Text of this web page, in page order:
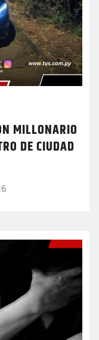
MILLONARIO
DE CIUDAD